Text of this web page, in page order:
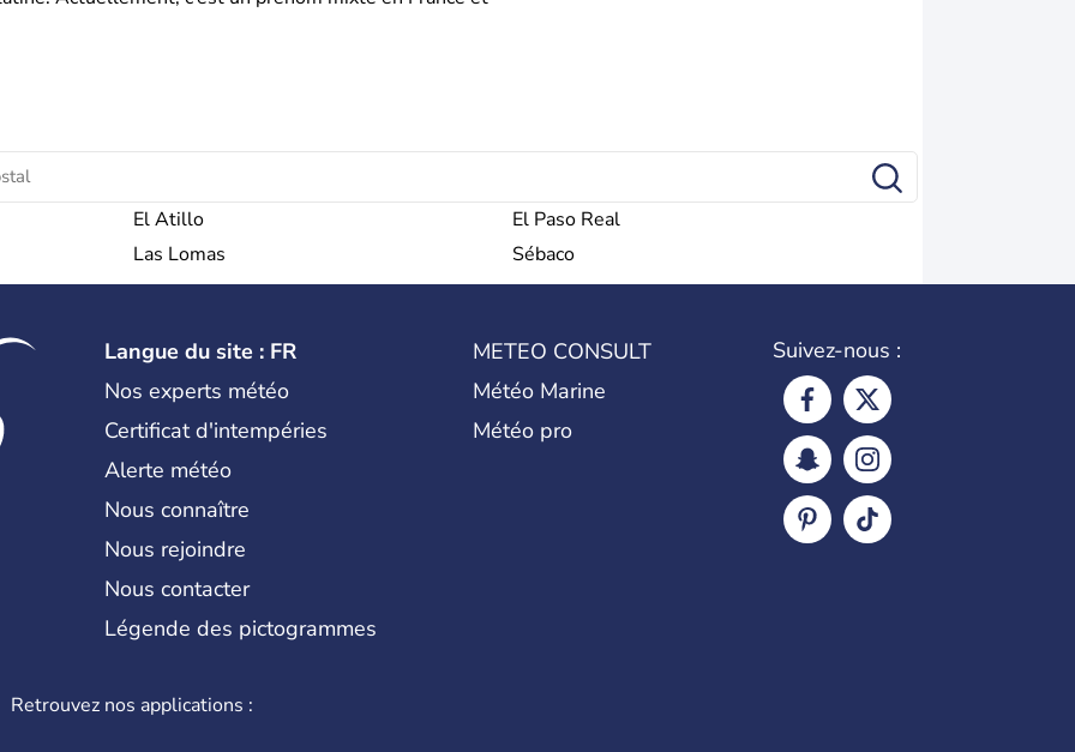
El Atillo
El Paso Real
Las Lomas Sébaco
Langue du site : FR
Nos experts météo
Certificat d'intempéries
Alerte météo
Nous connaître
Nous rejoindre
Nous contacter
Légende des pictogrammes
METEO CONSULT
Météo Marine
Météo pro
Suivez-nous :
Retrouvez nos applications :